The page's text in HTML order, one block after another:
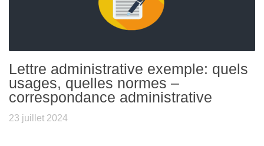
Lettre administrative exemple: quels
usages, quelles normes –
correspondance administrative
23 juillet 2024